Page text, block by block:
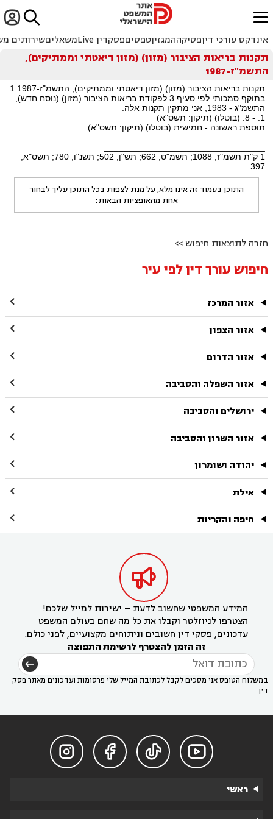

ﱐ
אינדקס עורכי דיןפסיקההמגזיןטפסיםפסקדין Live משאליםשירותים
תקנות בריאות הציבור (מזון) (מזון דיאטתי וממתיקים),
התשמ"ז-1987
תקנות בריאות הציבור (מזון) (מזון דיאטתי וממתיקים), התשמ"ז-1987 1
בתוקף סמכותי לפי סעיף 3 לפקודת בריאות הציבור (מזון) (נוסח חדש),
התשמ"ג - 1983, אני מתקין תקנות אלה:
1. - 8. (בוטלו) (תיקון: תשס"א)
תוספת ראשונה - חמישית (בוטלו) (תיקון: תשס"א)
1 ק"ת תשמ"ז, 1088; תשמ"ט, 662; תש"ן, 502; תשנ"ו, 780; תשס"א,
397.
התוכן בעמוד זה אינו מלא, על מנת לצפות בכל התוכן עליך לבחור
אחת מהאופציות הבאות:
חזרה לתוצאות חיפוש >>
חיפוש עורך דין לפי עיר
אזור המרכז 
אזור הצפון 
אזור הדרום 
אזור השפלה והסביבה 
ירושלים והסביבה 
אזור השרון והסביבה 
יהודה ושומרון 
אילת 
חיפה והקריות 

המידע המשפטי שחשוב לדעת – ישירות למייל שלכם!
הצטרפו לניוזלטר וקבלו את כל מה שחם בעולם המשפט
עדכונים, פסקי דין חשובים וניתוחים מקצועיים, לפני כולם.
זה הזמן להצטרף לרשימת התפוצה
במשלוח הטופס אני מסכים לקבל לכתובת המייל שלי פרסומות ועדכונים מאתר פסק
דין




ראשי